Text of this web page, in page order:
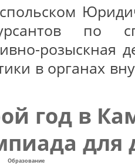
по
розыскная
в органах
год в
для
Образование